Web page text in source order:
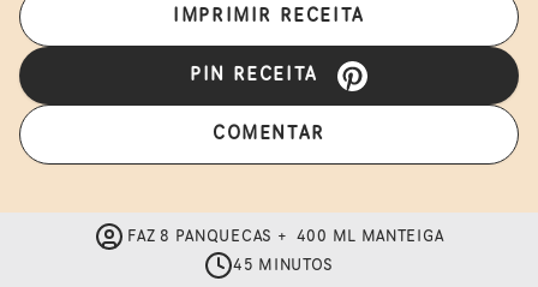
IMPRIMIR RECEITA
PIN RECEITA
COMENTAR
FAZ 8 PANQUECAS + 400 ML MANTEIGA
45 MINUTOS